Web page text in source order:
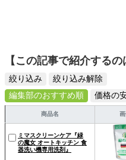
【この記事で紹介するの
絞り込み
絞り込み解除
編集部のおすすめ順
価格の
商品名
ミマスクリーンケア『緑
の魔女 オートキッチン 食
器洗い機専用洗剤』